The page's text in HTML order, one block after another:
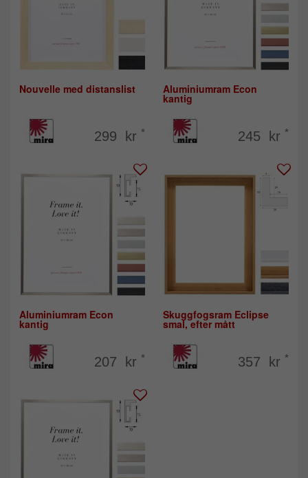
Nouvelle med distanslist
299 kr *
Aluminiumram Econ
kantig
245 kr *
Aluminiumram Econ
kantig
207 kr *
Skuggfogsram Eclipse
smal, efter mått
357 kr *